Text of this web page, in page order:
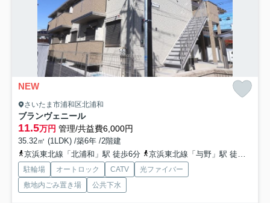
NEW
さいたま市浦和区北浦和
ブランヴェニール
11.5万円 管理/共益費6,000円
35.32㎡ (1LDK) /築6年 /2階建
京浜東北線「北浦和」駅 徒歩6分
京浜東北線「与野」駅 徒歩14分
駐輪場 オートロック CATV
光ファイバー
敷地内ごみ置き場
公共下水